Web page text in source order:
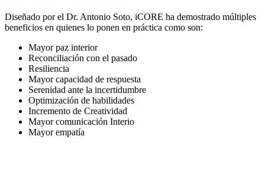
Diseñado por el Dr. Antonio Soto, iCORE ha demostrado múltiples
beneficios en quienes lo ponen en práctica como son:
Mayor paz interior
Reconciliación con el pasado
Resiliencia
Mayor capacidad de respuesta
Serenidad ante la incertidumbre
Optimización de habilidades
Incremento de Creatividad
Mayor comunicación Interio
Mayor empatía